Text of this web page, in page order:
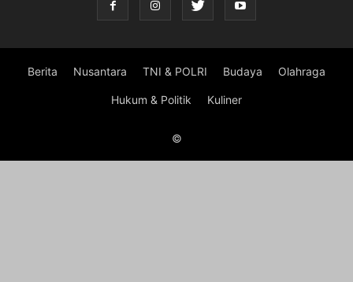
Berita Nusantara TNI & POLRI Budaya Olahraga
Hukum & Politik Kuliner
©